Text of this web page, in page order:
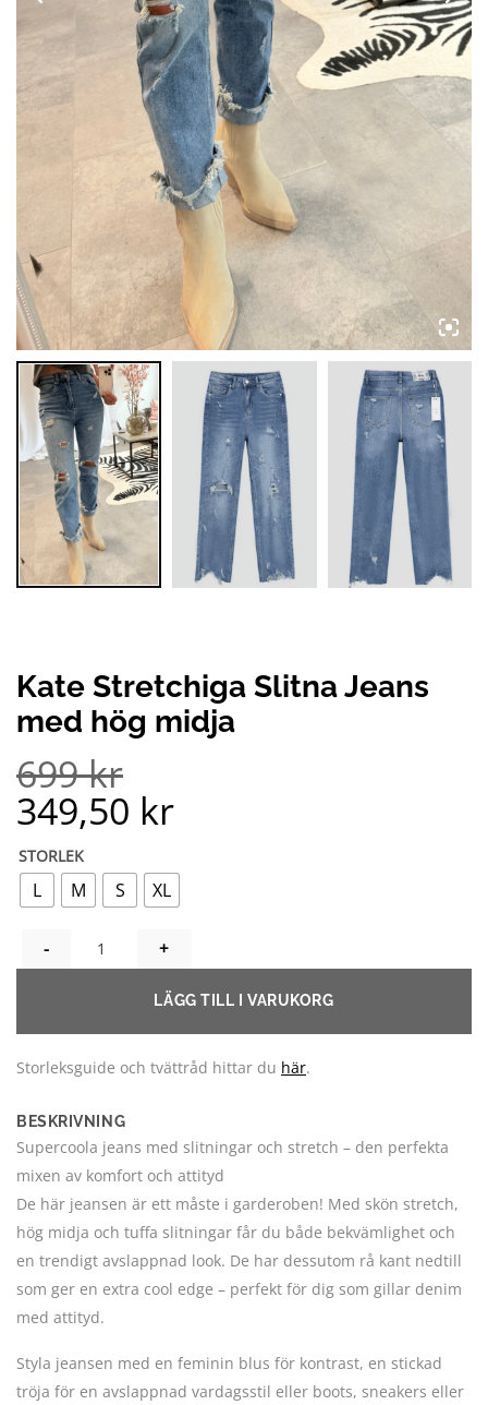
Kate Stretchiga Slitna Jeans
med hög midja
699kr
349,50 kr
STORLEK
L M S XL
KATE STRETCHIGA SLITNA JEANS MED HÖG MIDJA MÄNGD
LÄGG TILL I VARUKORG
Storleksguide och tvättråd hittar du här.
BESKRIVNING
Supercoola jeans med slitningar och stretch – den perfekta
mixen av komfort och attityd
De här jeansen är ett måste i garderoben! Med skön stretch,
hög midja och tuffa slitningar får du både bekvämlighet och
en trendigt avslappnad look. De har dessutom rå kant nedtill
som ger en extra cool edge – perfekt för dig som gillar denim
med attityd.
Styla jeansen med en feminin blus för kontrast, en stickad
tröja för en avslappnad vardagsstil eller boots, sneakers eller